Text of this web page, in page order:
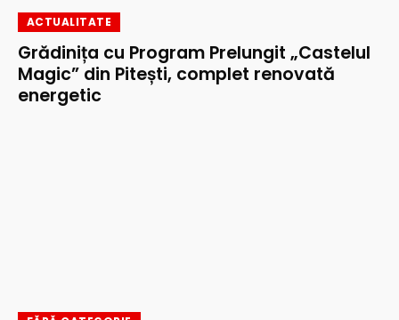
ACTUALITATE
Grădinița cu Program Prelungit „Castelul
Magic” din Pitești, complet renovată
energetic